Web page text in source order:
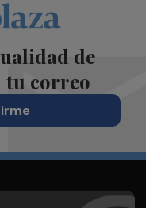
de
tu correo